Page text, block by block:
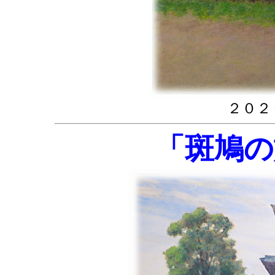
２０
「斑鳩